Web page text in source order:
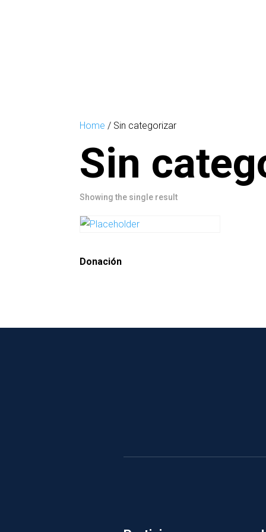
Home / Sin categorizar
Sin
Showing the single result
Donación